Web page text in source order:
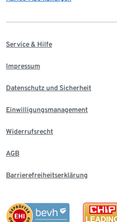
Service & Hilfe
Impressum
Datenschutz und Sicherheit
Einwilligungsmanagement
Widerrufsrecht
AGB
Barrierefreiheitserklärung